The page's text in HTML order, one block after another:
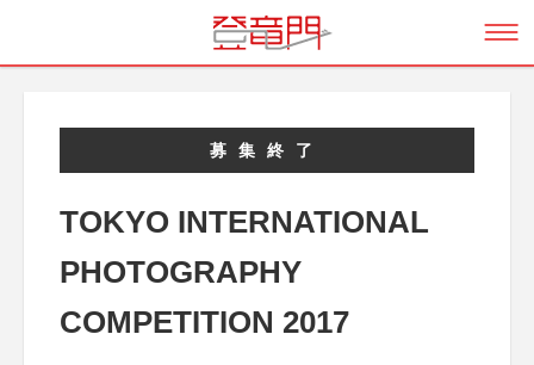
募集終了
TOKYO INTERNATIONAL
PHOTOGRAPHY
COMPETITION 2017